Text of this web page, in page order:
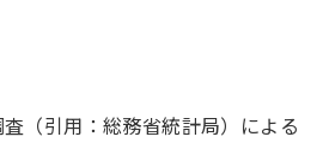
（引用：総務省統計局）による